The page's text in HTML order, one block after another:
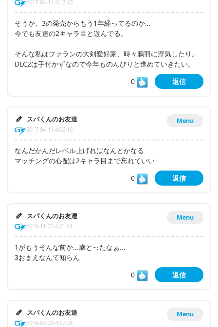
2017-04-11 4:12:40
そうか、3の発売からもう1年経ってるのか…
今でも友達の2キャラ目と遊んでる。
そんな私はファランの大剣愛好家、時々鴉羽に浮気したり。
DLC2は手付かずなので今年ものんびりと進めていきたい。
0
返信
Menu
スパくんのお友達
2017-04-11 4:06:16
なんだかんだレベル上げればなんとかなる
マッチングの心配は2キャラ目まで忘れていい
0
返信
Menu
スパくんのお友達
2016-11-23 4:21:44
1がもうそんな前か...歳とったなぁ...
3おまえなんて知らん
0
返信
Menu
スパくんのお友達
2016-03-20 4:57:28